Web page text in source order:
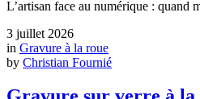
L’artisan face au numérique : quand
3 juillet 2026
in Gravure à la roue
by Christian Fournié